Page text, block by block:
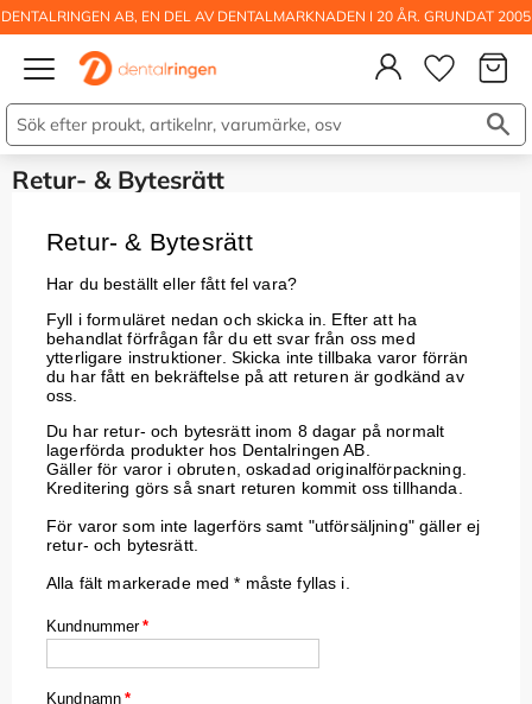
DENTALRINGEN AB, EN DEL AV DENTALMARKNADEN I 20 ÅR. GRUNDAT 2005
Retur- & Bytesrätt